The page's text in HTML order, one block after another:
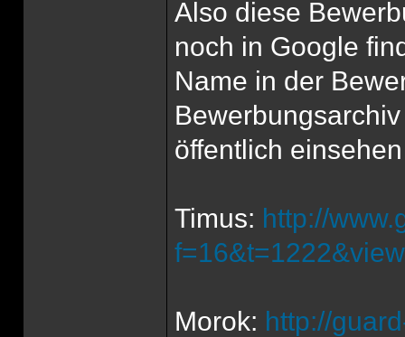
Also diese
noch in Google
Name in der
öffentlich
Timus: http://
Morok: http://